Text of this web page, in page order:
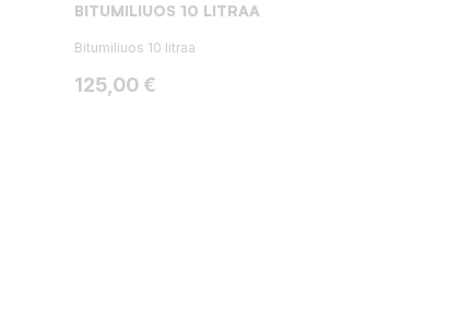
BITUMILIUOS 10 LITRAA
Bitumiliuos 10 litraa
Hinta
125,00 €